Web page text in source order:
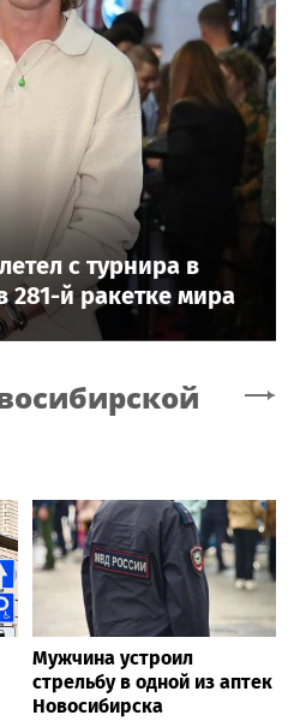
с турнира в
281-й ракетке мира
Мужчина устроил
стрельбу в одной из аптек
Новосибирска